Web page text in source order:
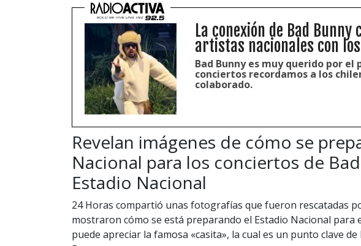
La conexión de Bad
artistas nacionales con
Bad Bunny es muy querido por el
conciertos recordamos a los
colaborado.
Revelan imágenes de cómo se
Nacional para los conciertos de
Estadio Nacional
24 Horas compartió unas fotografías que fueron rescatadas
mostraron cómo se está preparando el Estadio Nacional para
puede apreciar la famosa «casita», la cual es un punto clave